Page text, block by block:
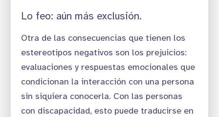
Lo feo: aún más exclusión.
Otra de las consecuencias que tienen los
estereotipos negativos son los prejuicios:
evaluaciones y respuestas emocionales que
condicionan la interacción con una persona
sin siquiera conocerla. Con las personas
con discapacidad, esto puede traducirse en